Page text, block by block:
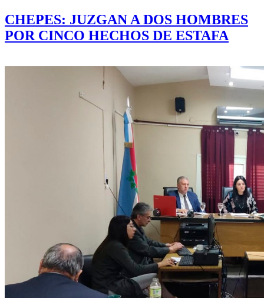
CHEPES: JUZGAN A DOS HOMBRES
POR CINCO HECHOS DE ESTAFA